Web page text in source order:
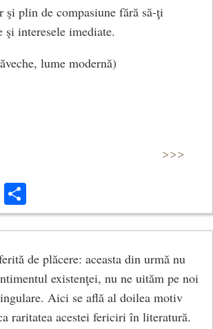
plin de compasiune fără să-ţi
interesele imediate.
lume modernă)
>>>
Email
de plăcere: aceasta din urmă nu
existenţei, nu ne uităm pe noi
Aici se află al doilea motiv
raritatea acestei fericiri în literatură.